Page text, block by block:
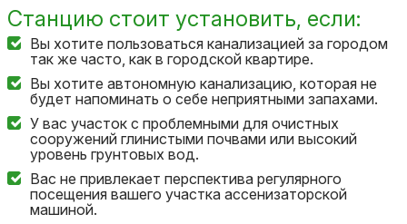
Станцию стоит установить, если:
Вы хотите пользоваться канализацией за городом
так же часто, как в городской квартире.
Вы хотите автономную канализацию, которая не
будет напоминать о себе неприятными запахами.
У вас участок с проблемными для очистных
сооружений глинистыми почвами или высокий
уровень грунтовых вод.
Вас не привлекает перспектива регулярного
посещения вашего участка ассенизаторской
машиной.